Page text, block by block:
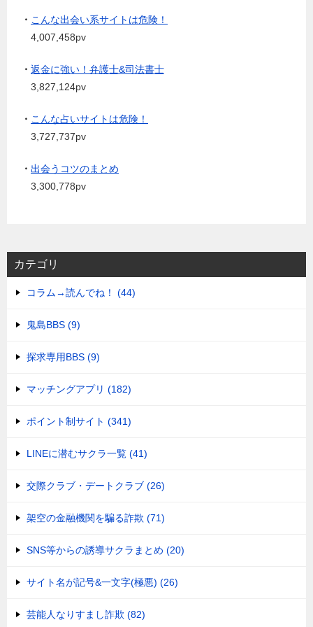
・ こんな出会い系サイトは危険！
4,007,458pv
・ 返金に強い！弁護士&司法書士
3,827,124pv
・ こんな占いサイトは危険！
3,727,737pv
・ 出会うコツのまとめ
3,300,778pv
カテゴリ
コラム→読んでね！ (44)
鬼島BBS (9)
探求専用BBS (9)
マッチングアプリ (182)
ポイント制サイト (341)
LINEに潜むサクラ一覧 (41)
交際クラブ・デートクラブ (26)
架空の金融機関を騙る詐欺 (71)
SNS等からの誘導サクラまとめ (20)
サイト名が記号&一文字(極悪) (26)
芸能人なりすまし詐欺 (82)